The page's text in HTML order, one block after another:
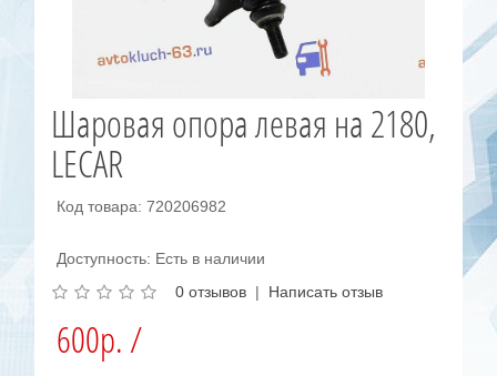
Шаровая опора левая на 2180,
LECAR
Код товара: 720206982
Доступность: Есть в наличии
0 отзывов | Написать отзыв
600р. /